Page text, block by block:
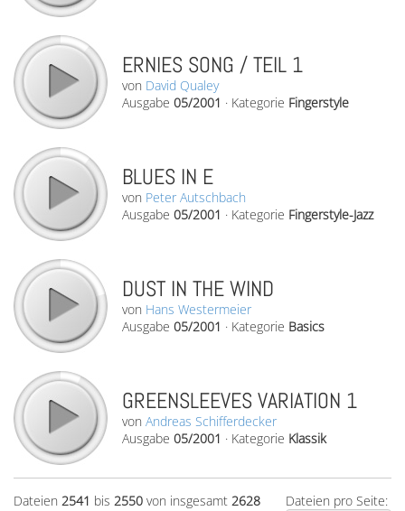
ERNIES SONG / TEIL 1
von David Qualey
Ausgabe 05/2001 · Kategorie Fingerstyle
BLUES IN E
von Peter Autschbach
Ausgabe 05/2001 · Kategorie Fingerstyle-Jazz
DUST IN THE WIND
von Hans Westermeier
Ausgabe 05/2001 · Kategorie Basics
GREENSLEEVES VARIATION 1
von Andreas Schifferdecker
Ausgabe 05/2001 · Kategorie Klassik
Dateien pro Seite:
Dateien 2541 bis 2550 von insgesamt 2628